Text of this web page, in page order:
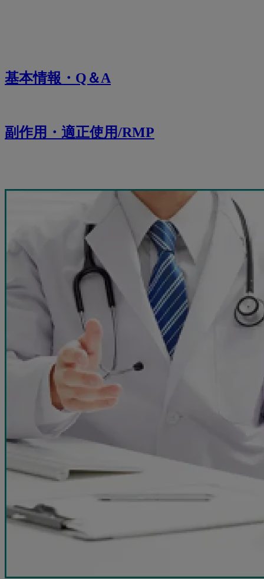
基本情報・Q＆A
副作用・適正使用/RMP